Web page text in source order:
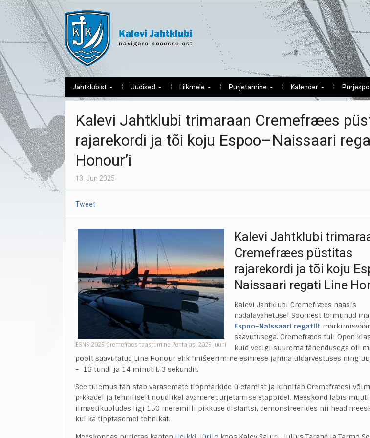
Jahtklubist Uudised Liikmele Purjetamine Kalender
Kalevi Jahtklubi trimaraan Cremefræes
rajarekordi ja tõi koju Espoo–Naissaari
Honour’i
13. Jun 2025
Tweet
ESNS 2025 Cremefraes taastumine Pentalas, 2025 juuni
Kalevi Jahtklubi
Cremefræes püstitas
rajarekordi ja tõi koju
Naissaari regati Line
Kalevi Jahtklubi Cremefræes naasis
nädalavahetusel Soomest toimunud
Espoo–Naissaari regatilt
saavutusega. Cremefræes tuli Open
kuid veelgi suurema tähendusega oli
poolt saavutatud Line Honour ehk finišeerimine esimese jahina üldarvestuses ning
– 16 tundi ja 14 minutit, 3 sekundit.
See tulemus tähistab varasemate tippmarkide ületamist ja kinnitab Cremefræesi
pikkadel ja tehniliselt nõudlikel avamerepurjetamise etappidel. Meeskond läbis
ilmastikuoludes ligi 150 meremiili pikkuse distantsi, demonstreerides nii head
kui ka tipptasemel tehnikat.